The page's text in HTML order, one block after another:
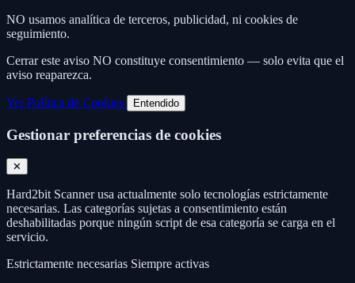
NO usamos analítica de terceros, publicidad, ni cookies de
seguimiento.
Cerrar este aviso NO constituye consentimiento — solo evita que el
aviso reaparezca.
Ver Política de Cookies Entendido
Gestionar preferencias de cookies
✕
Hard2bit Scanner usa actualmente solo tecnologías estrictamente
necesarias. Las categorías sujetas a consentimiento están
deshabilitadas porque ningún script de esa categoría se carga en el
servicio.
Estrictamente necesarias Siempre activas